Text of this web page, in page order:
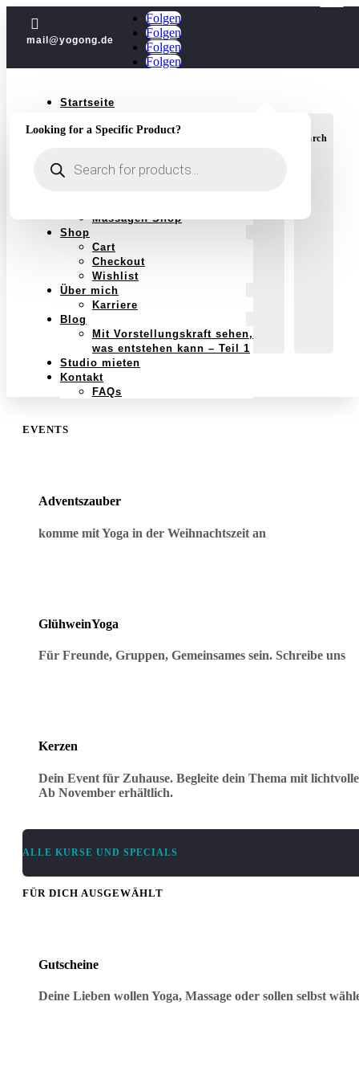

mail@yogong.de
Folgen
Folgen
Folgen
Folgen
Startseite
Jubiläum
Yoga im Jahreskreis
Massagen Shop
Shop
Cart
Checkout
Wishlist
Über mich
Karriere
Blog
Mit Vorstellungskraft sehen,
was entstehen kann – Teil 1
Studio mieten
Kontakt
FAQs
Search
Looking for a Specific Product?
search
EVENTS
Adventszauber
komme mit Yoga in der Weihnachtszeit an
GlühweinYoga
Für Freunde, Gruppen, Gemeinsames sein. Schreibe uns
Kerzen
Dein Event für Zuhause. Begleite dein Thema mit
Ab November erhältlich.
ALLE KURSE UND SPECIALS
FÜR DICH AUSGEWÄHLT
Gutscheine
Deine Lieben wollen Yoga, Massage oder sollen selbst